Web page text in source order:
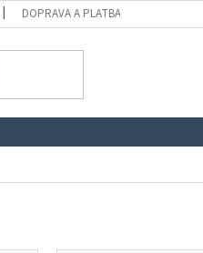
DOPRAVA A PLATBA